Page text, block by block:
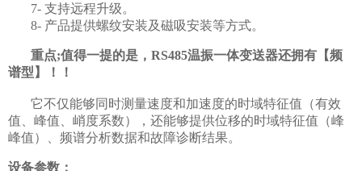
7- 支持远程升级。
8- 产品提供螺纹安装及磁吸安装等方式。
重点;值得一提的是，RS485温振一体变送器还拥有【频
谱型】！！
它不仅能够同时测量速度和加速度的时域特征值（有效
值、峰值、峭度系数），还能够提供位移的时域特征值（峰
峰值）、频谱分析数据和故障诊断结果。
设备参数：